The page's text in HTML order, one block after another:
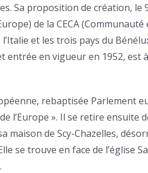
Sa proposition de création, le
de la CECA
et les trois pays du
en vigueur en 1952, est à
rebaptisée Parlement
l’Europe ». Il se retire ensuite
maison de Scy-Chazelles,
se trouve en face de l’église